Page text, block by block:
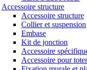
Accessoire structure
Accessoire structure
Collier et suspension
Embase
Kit de jonction
Accessoire
Accessoire pour